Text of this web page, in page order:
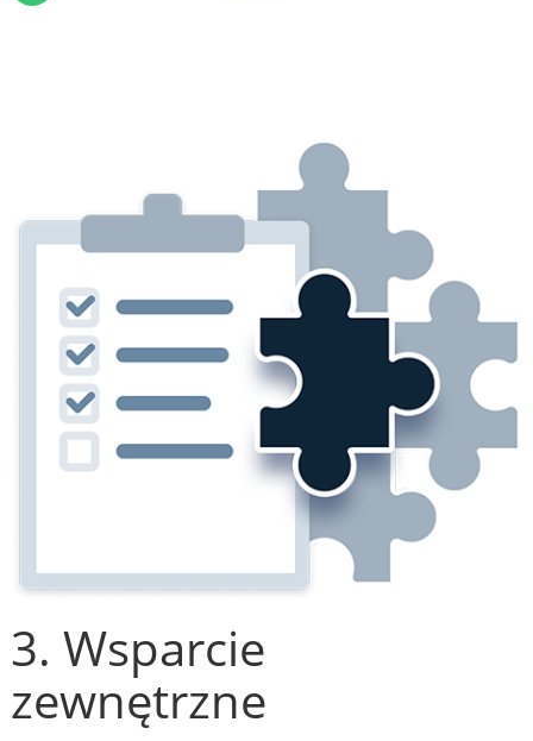
3. Wsparcie
zewnętrzne